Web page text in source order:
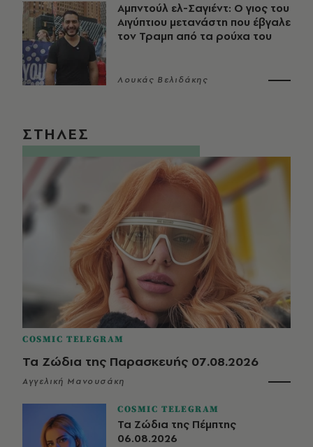
Αμπντούλ ελ-Σαγιέντ: Ο γιος του
Αιγύπτιου μετανάστη που έβγαλε
τον Τραμπ από τα ρούχα του
Λουκάς Βελιδάκης
ΣΤΗΛΕΣ
COSMIC TELEGRAM
Τα Ζώδια της Παρασκευής 07.08.2026
Αγγελική Μανουσάκη
COSMIC TELEGRAM
Τα Ζώδια της Πέμπτης
06.08.2026